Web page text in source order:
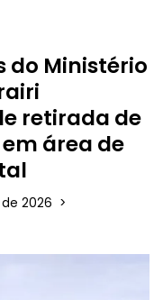
do Ministério
retirada de
área de
2026